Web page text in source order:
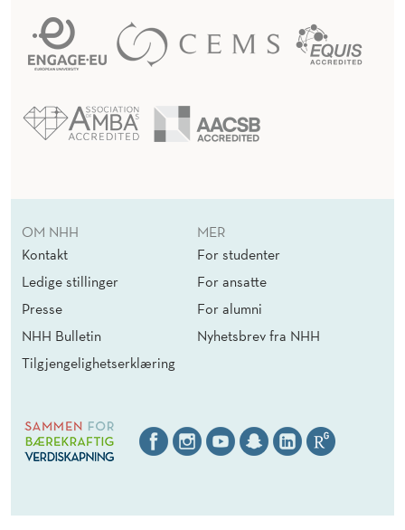
OM NHH
Kontakt
Ledige stillinger
Presse
NHH Bulletin
Tilgjengelighetserklæring
MER
For studenter
For ansatte
For alumni
Nyhetsbrev fra NHH